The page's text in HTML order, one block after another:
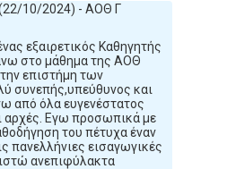
10/2024) - ΑΟΘ Γ
εξαιρετικός Καθηγητής
στο μάθημα της ΑΟΘ
επιστήμη των
συνεπής,υπεύθυνος και
από όλα ευγενέστατος
αρχές. Εγω προσωπικά με
του πέτυχα έναν
πανελλήνιες εισαγωγικές
ανεπιφύλακτα